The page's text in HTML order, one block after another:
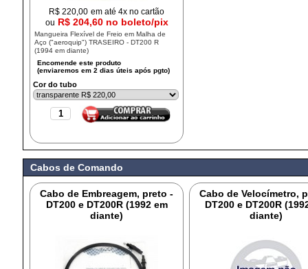
R$220,00 em até 4x no cartão
ou R$ 204,60 no boleto/pix
Mangueira Flexível de Freio em Malha de
Aço ("aeroquip") TRASEIRO - DT200 R
(1994 em diante)
Cor do tubo
Cabos de Comando
Cabo de Embreagem, preto -
DT200 e DT200R (1992 em
diante)
Cabo de Velocímetro,
DT200 e DT200R
diante)